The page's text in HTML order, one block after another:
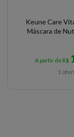
Keune Care
Máscara de
A partir de R$
1